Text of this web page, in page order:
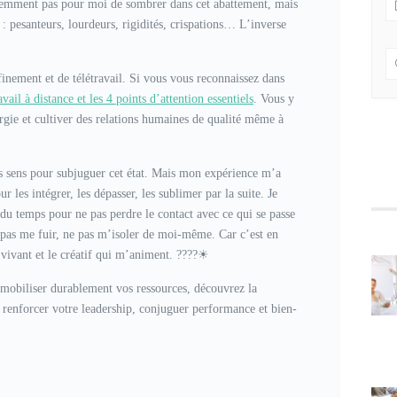
pas pour moi de sombrer dans cet abattement, mais
pesanteurs, lourdeurs, rigidités, crispations… L’inverse
et de télétravail. Si vous vous reconnaissez dans
à distance et les 4 points d’attention essentiels. Vous y
et cultiver des relations humaines de qualité même à
pour subjuguer cet état. Mais mon expérience m’a
les intégrer, les dépasser, les sublimer par la suite. Je
pour ne pas perdre le contact avec ce qui se passe
me fuir, ne pas m’isoler de moi-même. Car c’est en
et le créatif qui m’animent. ????☀
durablement vos ressources, découvrez la
votre leadership, conjuguer performance et bien-